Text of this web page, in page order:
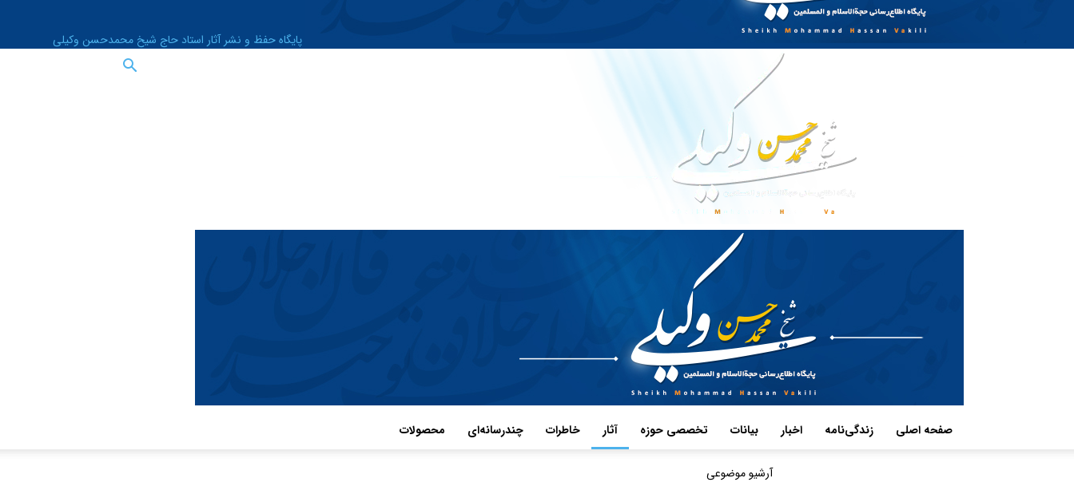
پایگاه حفظ و نشر آثار استاد حاج شیخ محمدحسن وکیلی
صفحه اصلی زندگی‌نامه اخبار بیانات تخصصی حوزه آثار خاطرات چند‌رسانه‌ای محصولات
آرشیو موضوعی